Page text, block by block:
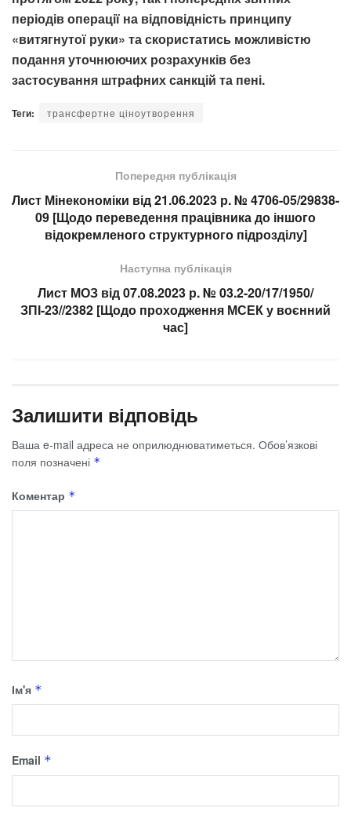
періодів операції на відповідність принципу
«витягнутої руки» та скористатись можливістю
подання уточнюючих розрахунків без
застосування штрафних санкцій та пені.
Теги: трансфертне ціноутворення
Попередня публікація
Лист Мінекономіки від 21.06.2023 р. № 4706-05/29838-
09 [Щодо переведення працівника до іншого
відокремленого структурного підрозділу]
Наступна публікація
Лист МОЗ від 07.08.2023 р. № 03.2-20/17/1950/
ЗПІ-23//2382 [Щодо проходження МСЕК у воєнний
час]
Залишити відповідь
Ваша e-mail адреса не оприлюднюватиметься. Обов’язкові
поля позначені *
Коментар *
Ім'я *
Email *